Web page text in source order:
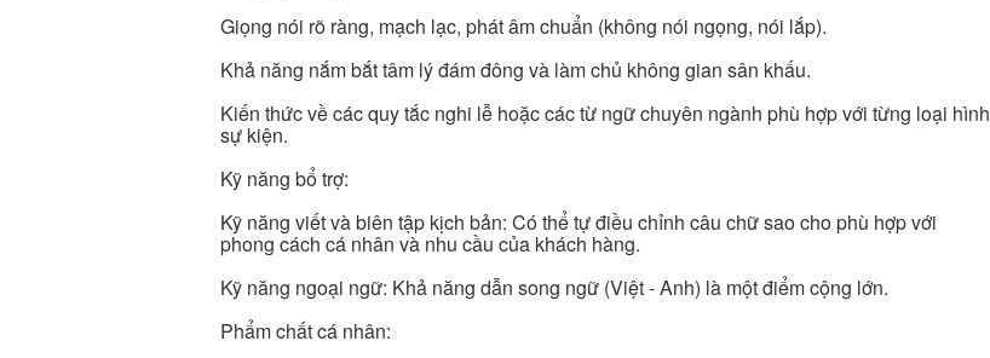
Giọng nói rõ ràng, mạch lạc, phát âm chuẩn (không nói ngọng, nói lắp).
Khả năng nắm bắt tâm lý đám đông và làm chủ không gian sân khấu.
Kiến thức về các quy tắc nghi lễ hoặc các từ ngữ chuyên ngành phù hợp với từng loại hình
sự kiện.
Kỹ năng bổ trợ:
Kỹ năng viết và biên tập kịch bản: Có thể tự điều chỉnh câu chữ sao cho phù hợp với
phong cách cá nhân và nhu cầu của khách hàng.
Kỹ năng ngoại ngữ: Khả năng dẫn song ngữ (Việt - Anh) là một điểm cộng lớn.
Phẩm chất cá nhân: